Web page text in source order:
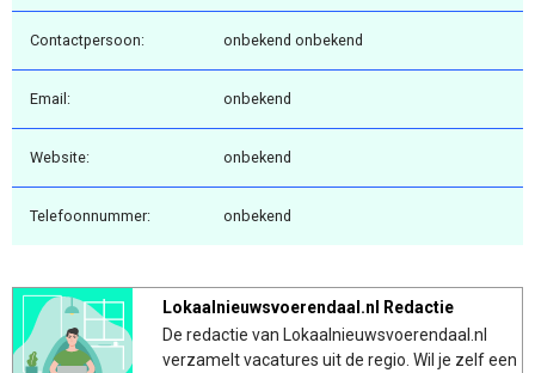
Contactpersoon: onbekend onbekend
Email: onbekend
Website: onbekend
Telefoonnummer: onbekend
Lokaalnieuwsvoerendaal.nl Redactie
De redactie van Lokaalnieuwsvoerendaal.nl
verzamelt vacatures uit de regio. Wil je zelf een